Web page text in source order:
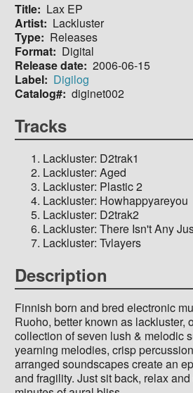
Title
Lax EP
Artist
Lackluster
Type
Releases
Format
Digital
Release date 2006-06-15
Label
Digilog
Catalog# diginet002
Tracks
Lackluster: D2trak1
Lackluster: Aged
Lackluster: Plastic 2
Lackluster: Howhappyareyou
Lackluster: D2trak2
Lackluster: There Isn't Any
Lackluster: Tvlayers
Description
Finnish born and bred electronic
Ruoho, better known as lackluster,
collection of seven lush & melodic
yearning melodies, crisp
arranged soundscapes create an
and fragility. Just sit back, relax